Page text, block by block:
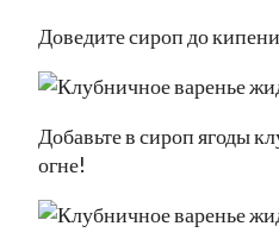
Доведите сироп до
Добавьте в сироп ягоды
огне!